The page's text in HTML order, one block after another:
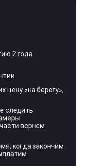
2 года
цену «на берегу»,
следить
вернем
когда закончим